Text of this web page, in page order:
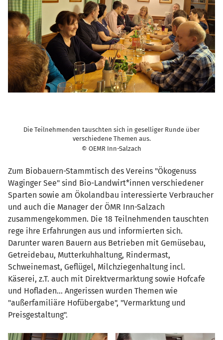
Die Teilnehmenden tauschten sich in geselliger Runde über
verschiedene Themen aus.
© OEMR Inn-Salzach
Zum Biobauern-Stammtisch des Vereins "Ökogenuss
Waginger See" sind Bio-Landwirt*innen verschiedener
Sparten sowie am Ökolandbau interessierte Verbraucher
und auch die Manager der ÖMR Inn-Salzach
zusammengekommen. Die 18 Teilnehmenden tauschten
rege ihre Erfahrungen aus und informierten sich.
Darunter waren Bauern aus Betrieben mit Gemüsebau,
Getreidebau, Mutterkuhhaltung, Rindermast,
Schweinemast, Geflügel, Milchziegenhaltung incl.
Käserei, z.T. auch mit Direktvermarktung sowie Hofcafe
und Hofladen... Angerissen wurden Themen wie
"außerfamiliäre Hofübergabe", "Vermarktung und
Preisgestaltung".